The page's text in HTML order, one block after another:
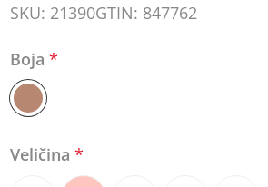
SKU: 21390GTIN: 847762
Boja*
Veličina*